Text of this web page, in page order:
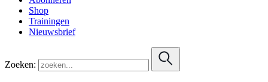
Shop
Trainingen
Nieuwsbrief
Zoeken: